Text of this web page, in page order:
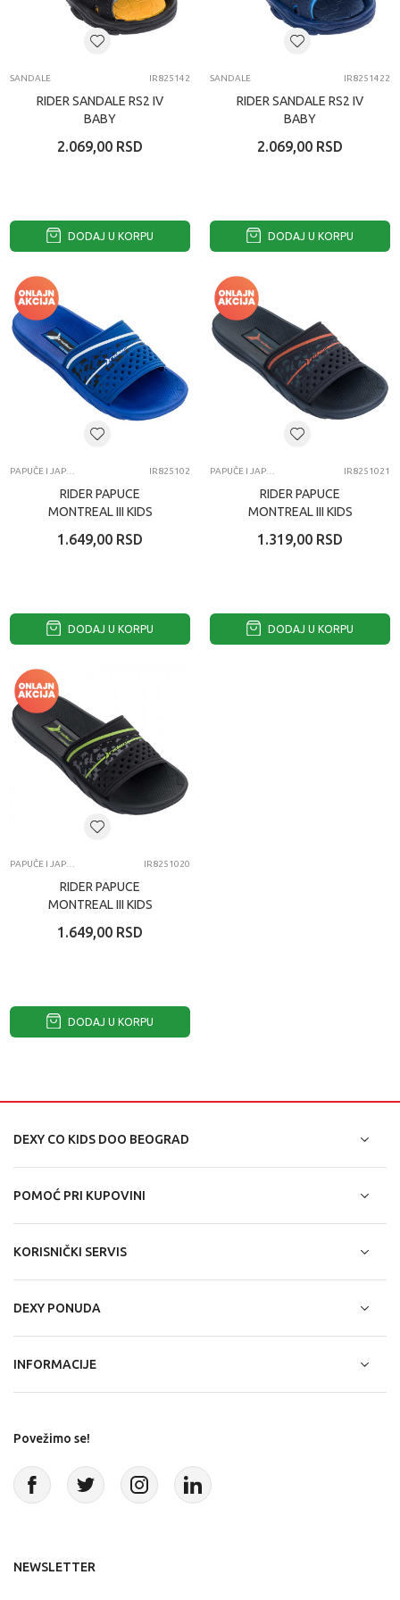
SANDALE IR825142
RIDER SANDALE RS2 IV
BABY
2.069,00 RSD
DODAJ U KORPU
SANDALE IR8251422
RIDER SANDALE RS2 IV
BABY
2.069,00 RSD
DODAJ U KORPU
IR825102
RIDER PAPUCE
MONTREAL III KIDS
1.649,00 RSD
DODAJ U KORPU
IR8251021
RIDER PAPUCE
MONTREAL III KIDS
1.319,00 RSD
DODAJ U KORPU
IR8251020
RIDER PAPUCE
MONTREAL III KIDS
1.649,00 RSD
DODAJ U KORPU
DEXY CO KIDS DOO BEOGRAD
POMOĆ PRI KUPOVINI
KORISNIČKI SERVIS
DEXY PONUDA
INFORMACIJE
Povežimo se!
NEWSLETTER